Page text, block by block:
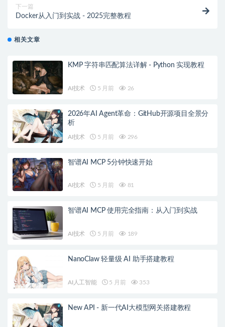
下一篇
Docker从入门到实战 - 2025完整教程
相关文章
KMP 字符串匹配算法详解 - Python 实现教程
AI技术 5 月前 26
2026年AI Agent革命：GitHub开源项目全景分
析
AI技术 5 月前 296
智谱AI MCP 5分钟快速开始
AI技术 5 月前 81
智谱AI MCP 使用完全指南：从入门到实战
AI技术 5 月前 189
NanoClaw 轻量级 AI 助手搭建教程
AI人工智能 5 月前 353
New API - 新一代AI大模型网关搭建教程